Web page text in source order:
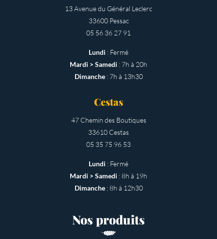
13 Avenue du Général Leclerc
33600 Pessac
05 56 36 27 91
Lundi : Fermé
Mardi > Samedi : 7h à 20h
Dimanche: 7h à 13h30
Cestas
47 Chemin des Boutiques
33610 Cestas
05 35 75 96 53
Lundi : Fermé
Mardi > Samedi : 8h à 19h
Dimanche: 8h à 12h30
Nos produits